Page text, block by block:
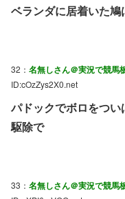
ベランダに居着いた
32： 名無しさん＠実況で競馬
ID:cOzZys2X0.net
パドックでボロをつい
駆除で
33： 名無しさん＠実況で競馬